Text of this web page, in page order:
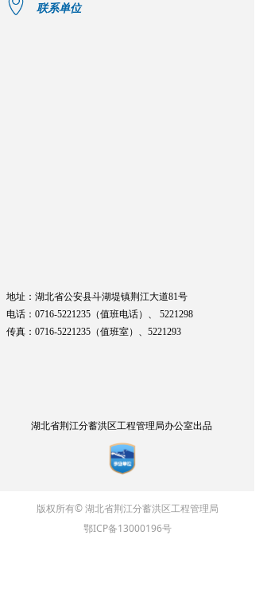
湖北省荆江分蓄洪区工程管理局办公室出品
地址：湖北省公安县斗湖堤镇荆江大道81号
电话：0716-5221235（值班电话）、
5221298
传真：0716-5221235（值班室）、 5221293
联系单位
版权所有© 湖北省荆江分蓄洪区工程管理局
鄂ICP备13000196号